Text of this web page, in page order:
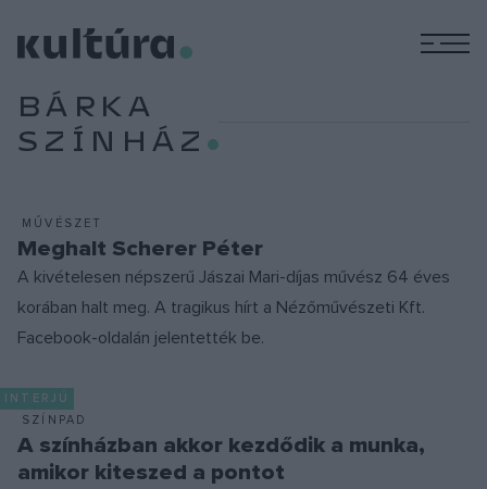
BÁRKA
SZÍNHÁZ
MŰVÉSZET
Meghalt Scherer Péter
A kivételesen népszerű Jászai Mari-díjas művész 64 éves
korában halt meg. A tragikus hírt a Nézőművészeti Kft.
Facebook-oldalán jelentették be.
INTERJÚ
SZÍNPAD
A színházban akkor kezdődik a munka,
amikor kiteszed a pontot